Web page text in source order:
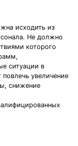
исходить из
Не должно
которого
ситуации в
увеличение
снижение